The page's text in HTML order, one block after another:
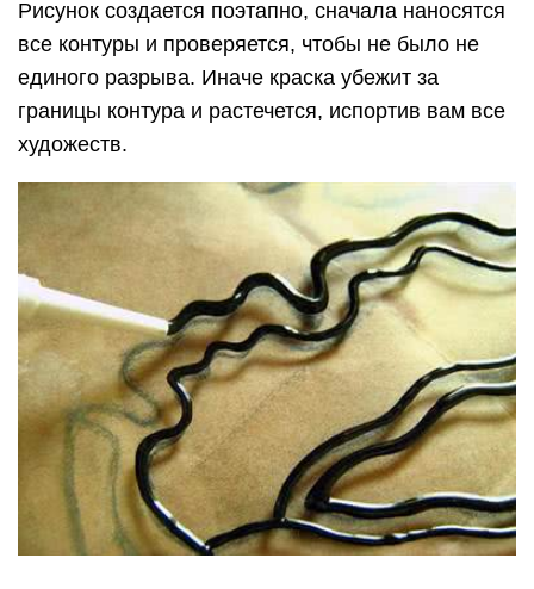
Рисунок создается поэтапно, сначала наносятся
все контуры и проверяется, чтобы не было не
единого разрыва. Иначе краска убежит за
границы контура и растечется, испортив вам все
художеств.